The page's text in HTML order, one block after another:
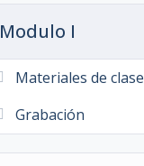
Modulo I
Materiales de clase
Grabación